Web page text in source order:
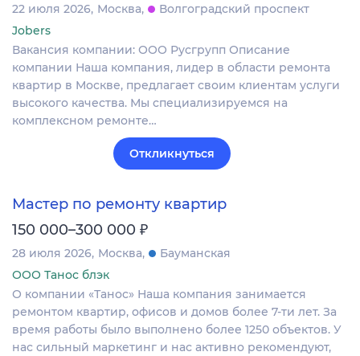
22 июля 2026 Москва
Волгоградский проспект
Jobers
Вакансия компании: ООО Русгрупп Описание
компании Наша компания, лидер в области ремонта
квартир в Москве, предлагает своим клиентам услуги
высокого качества. Мы специализируемся на
комплексном ремонте…
Откликнуться
Мастер по ремонту квартир
150 000–300 000 ₽
28 июля 2026 Москва
Бауманская
ООО Танос блэк
О компании «Танос» Наша компания занимается
ремонтом квартир, офисов и домов более 7-ти лет. За
время работы было выполнено более 1250 объектов. У
нас сильный маркетинг и нас активно рекомендуют,